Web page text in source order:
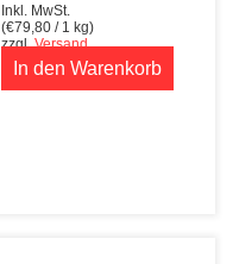
Inkl. MwSt.
(€79,80 / 1 kg)
zzgl.Versand
In den Warenkorb